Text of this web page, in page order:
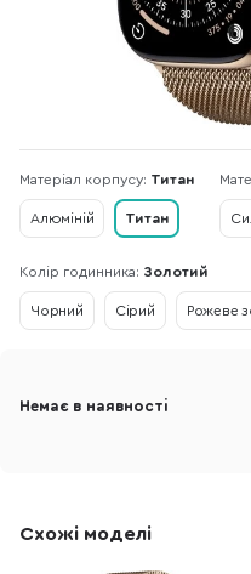
Матеріал корпусу: Титан
Алюміній Титан
Колір годинника: Золотий
Чорний Сірий Рожеве
Немає в наявності
Схожі моделі